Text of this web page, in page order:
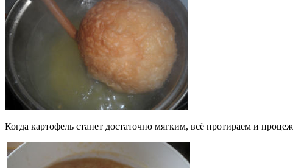
Когда картофель станет достаточно мягким, всё протираем и